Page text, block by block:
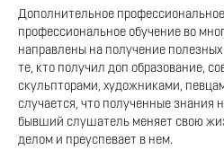
Дополнительное
профессиональное обучение во
направлены на получение
те, кто получил доп образование,
скульпторами, художниками,
случается, что полученные знания
бывший слушатель меняет свою
делом и преуспевает в нем.